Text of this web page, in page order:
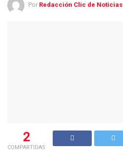
Por Redacción Clic de Noticias
2
COMPARTIDAS